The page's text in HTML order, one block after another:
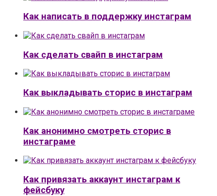
Как написать в поддержку инстаграм
Как сделать свайп в инстаграм
Как выкладывать сторис в инстаграм
Как анонимно смотреть сторис в
инстаграме
Как привязать аккаунт инстаграм к
фейсбуку